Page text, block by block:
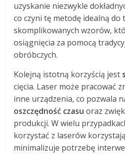
uzyskanie niezwykle
co czyni tę metodę idealną do
skomplikowanych wzorów,
osiągnięcia za pomocą
obróbczych.
Kolejną istotną korzyścią jest
cięcia. Laser może pracować
inne urządzenia, co pozwala
oszczędność czasu oraz
produkcji. W wielu
korzystać z laserów
minimalizuje potrzebę